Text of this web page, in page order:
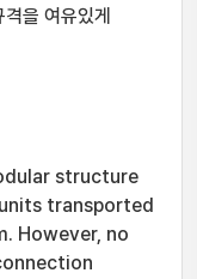
을 여유있게
structure
transported
However, no